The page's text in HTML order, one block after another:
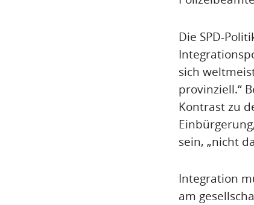
Die SPD-
sich
provinziell.“
Kontrast zu
sein, „nicht
Integration
am